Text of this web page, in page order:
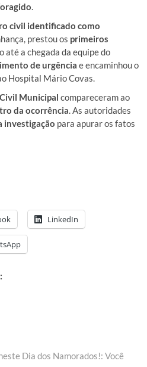
.
civil identificado como
prestou os primeiros
até a chegada da equipe do
de urgência e encaminhou o
Hospital Mário Covas.
Municipal compareceram ao
da ocorrência. As autoridades
investigação para apurar os fatos
LinkedIn
Dia dos Namorados!: Você